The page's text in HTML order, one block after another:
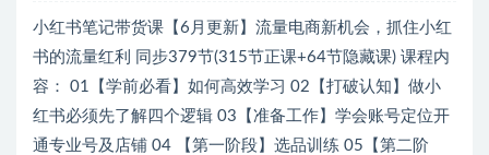
小红书笔记带货课【6月更新】流量电商新机会，抓住小红
书的流量红利 同步379节(315节正课+64节隐藏课) 课程内
容： 01【学前必看】如何高效学习 02【打破认知】做小
红书必须先了解四个逻辑 03【准备工作】学会账号定位开
通专业号及店铺 04 【第一阶段】选品训练 05【第二阶